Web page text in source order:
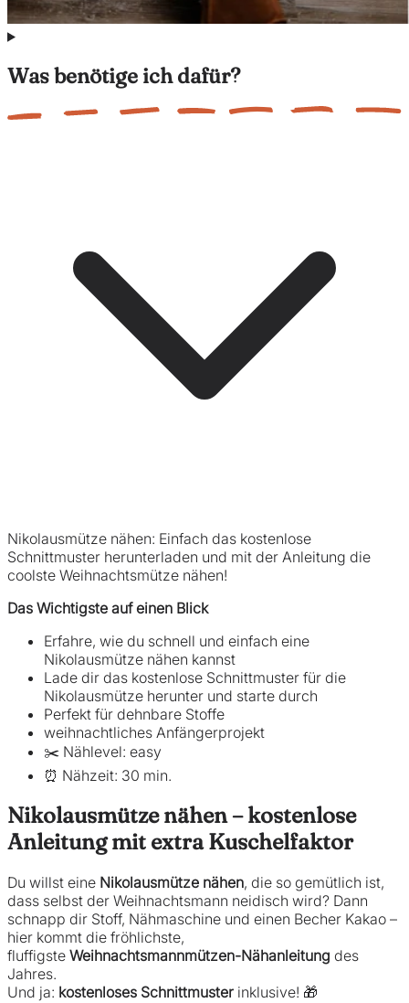
Was benötige ich dafür?
Nikolausmütze nähen: Einfach das kostenlose
Schnittmuster herunterladen und mit der Anleitung die
coolste Weihnachtsmütze nähen!
Das Wichtigste auf einen Blick
Erfahre, wie du schnell und einfach eine
Nikolausmütze nähen kannst
Lade dir das kostenlose Schnittmuster für die
Nikolausmütze herunter und starte durch
Perfekt für dehnbare Stoffe
weihnachtliches Anfängerprojekt
✂️ Nählevel: easy
⏰ Nähzeit: 30 min.
Nikolausmütze nähen – kostenlose
Anleitung mit extra Kuschelfaktor
Du willst eine Nikolausmütze nähen, die so gemütlich ist,
dass selbst der Weihnachtsmann neidisch wird? Dann
schnapp dir Stoff, Nähmaschine und einen Becher Kakao –
hier kommt die fröhlichste,
fluffigste Weihnachtsmannmützen-Nähanleitung des
Jahres.
Und ja: kostenloses Schnittmuster inklusive! 🎁